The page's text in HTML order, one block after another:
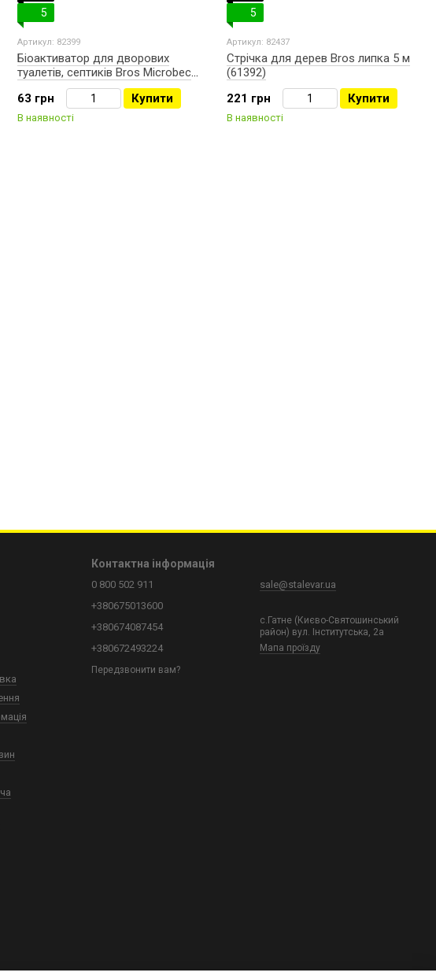
5
Артикул: 82399
Біоактиватор для дворових
туалетів, септиків Bros Microbec
0.02 кг (48621)
63 грн
Купити
В наявності
5
Артикул: 82437
Стрічка для дерев Bros липка 5 м
(61392)
221 грн
Купити
В наявності
Контактна інформація
0 800 502 911
+380675013600
+380674087454
+380672493224
Передзвонити вам?
sale@stalevar.ua
с.Гатне (Києво-Святошинський
район) вул. Інститутська, 2а
Мапа проїзду